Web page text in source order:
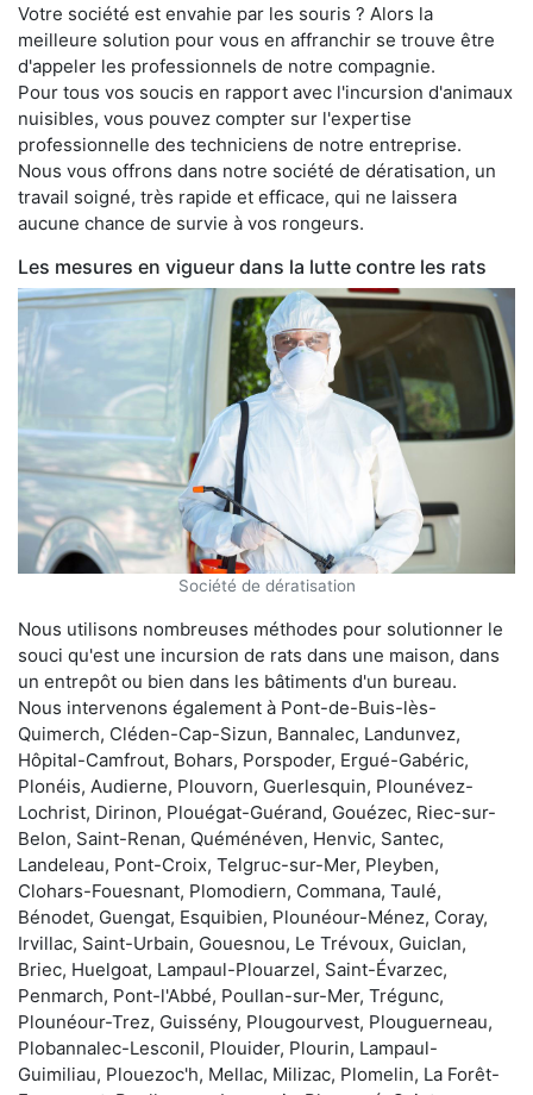
Votre société est envahie par les souris ? Alors la
meilleure solution pour vous en affranchir se trouve être
d'appeler les professionnels de notre compagnie.
Pour tous vos soucis en rapport avec l'incursion d'animaux
nuisibles, vous pouvez compter sur l'expertise
professionnelle des techniciens de notre entreprise.
Nous vous offrons dans notre société de dératisation, un
travail soigné, très rapide et efficace, qui ne laissera
aucune chance de survie à vos rongeurs.
Les mesures en vigueur dans la lutte contre les rats
Société de dératisation
Nous utilisons nombreuses méthodes pour solutionner le
souci qu'est une incursion de rats dans une maison, dans
un entrepôt ou bien dans les bâtiments d'un bureau.
Nous intervenons également à Pont-de-Buis-lès-
Quimerch, Cléden-Cap-Sizun, Bannalec, Landunvez,
Hôpital-Camfrout, Bohars, Porspoder, Ergué-Gabéric,
Plonéis, Audierne, Plouvorn, Guerlesquin, Plounévez-
Lochrist, Dirinon, Plouégat-Guérand, Gouézec, Riec-sur-
Belon, Saint-Renan, Quéménéven, Henvic, Santec,
Landeleau, Pont-Croix, Telgruc-sur-Mer, Pleyben,
Clohars-Fouesnant, Plomodiern, Commana, Taulé,
Bénodet, Guengat, Esquibien, Plounéour-Ménez, Coray,
Irvillac, Saint-Urbain, Gouesnou, Le Trévoux, Guiclan,
Briec, Huelgoat, Lampaul-Plouarzel, Saint-Évarzec,
Penmarch, Pont-l'Abbé, Poullan-sur-Mer, Trégunc,
Plounéour-Trez, Guissény, Plougourvest, Plouguerneau,
Plobannalec-Lesconil, Plouider, Plourin, Lampaul-
Guimiliau, Plouezoc'h, Mellac, Milizac, Plomelin, La Forêt-